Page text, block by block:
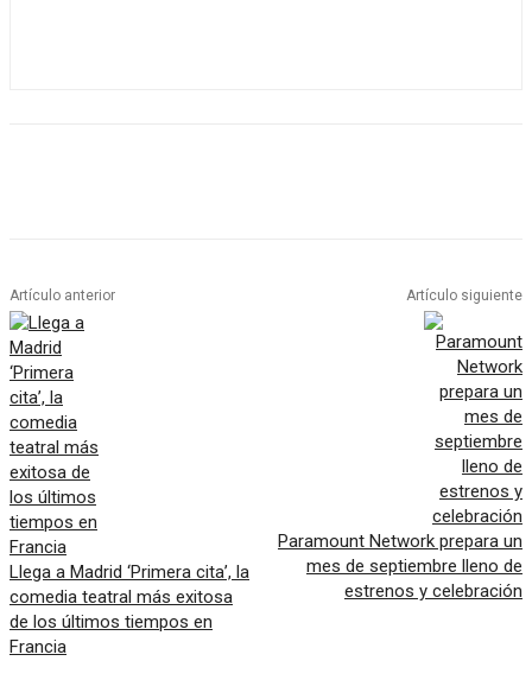
Artículo anterior
Llega a Madrid ‘Primera cita’, la
comedia teatral más exitosa
de los últimos tiempos en
Francia
Artículo siguiente
Paramount Network prepara un
mes de septiembre lleno de
estrenos y celebración